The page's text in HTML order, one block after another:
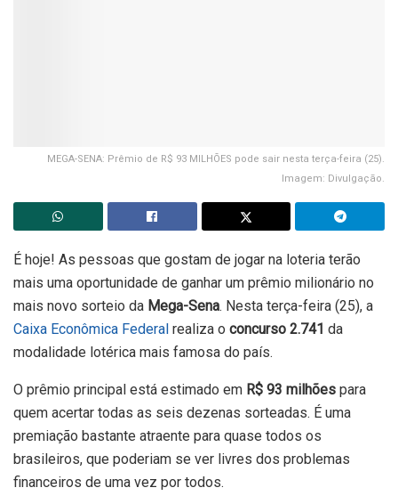
MEGA-SENA: Prêmio de R$ 93 MILHÕES pode sair nesta terça-feira (25).
Imagem: Divulgação.
É hoje! As pessoas que gostam de jogar na loteria terão
mais uma oportunidade de ganhar um prêmio milionário no
mais novo sorteio da Mega-Sena. Nesta terça-feira (25), a
Caixa Econômica Federal realiza o concurso 2.741 da
modalidade lotérica mais famosa do país.
O prêmio principal está estimado em R$ 93 milhões para
quem acertar todas as seis dezenas sorteadas. É uma
premiação bastante atraente para quase todos os
brasileiros, que poderiam se ver livres dos problemas
financeiros de uma vez por todos.